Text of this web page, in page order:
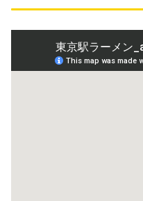
「宅麺.com」。人気